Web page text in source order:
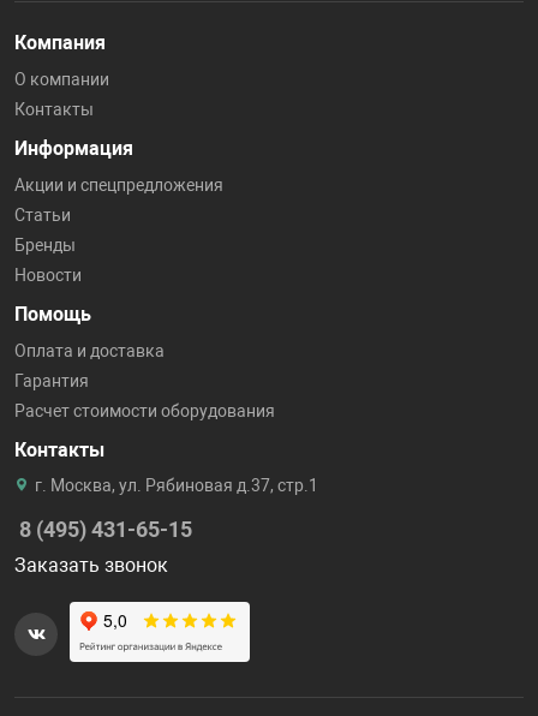
Компания
О компании
Контакты
Информация
Акции и спецпредложения
Статьи
Бренды
Новости
Помощь
Оплата и доставка
Гарантия
Расчет стоимости оборудования
Контакты
г. Москва, ул. Рябиновая д.37, стр.1
8 (495) 431-65-15
Заказать звонок